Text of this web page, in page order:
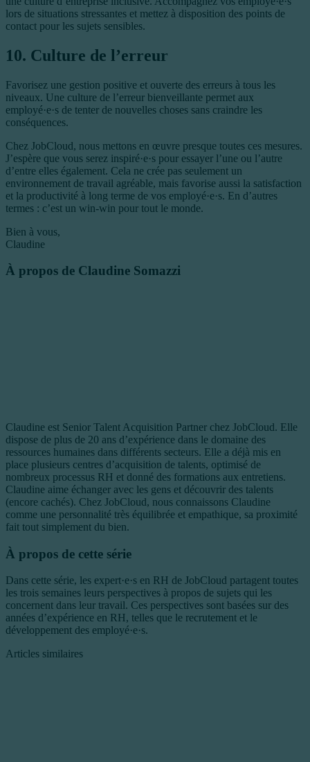
lors de situations stressantes et mettez à disposition des points de
contact pour les sujets sensibles.
10. Culture de l’erreur
Favorisez une gestion positive et ouverte des erreurs à tous les
niveaux. Une culture de l’erreur bienveillante permet aux
employé·e·s de tenter de nouvelles choses sans craindre les
conséquences.
Chez JobCloud, nous mettons en œuvre presque toutes ces mesures.
J’espère que vous serez inspiré·e·s pour essayer l’une ou l’autre
d’entre elles également. Cela ne crée pas seulement un
environnement de travail agréable, mais favorise aussi la satisfaction
et la productivité à long terme de vos employé·e·s. En d’autres
termes : c’est un win-win pour tout le monde.
Bien à vous,
Claudine
À propos de Claudine Somazzi
Claudine est Senior Talent Acquisition Partner chez JobCloud. Elle
dispose de plus de 20 ans d’expérience dans le domaine des
ressources humaines dans différents secteurs. Elle a déjà mis en
place plusieurs centres d’acquisition de talents, optimisé de
nombreux processus RH et donné des formations aux entretiens.
Claudine aime échanger avec les gens et découvrir des talents
(encore cachés). Chez JobCloud, nous connaissons Claudine
comme une personnalité très équilibrée et empathique, sa proximité
fait tout simplement du bien.
À propos de cette série
Dans cette série, les expert·e·s en RH de JobCloud partagent toutes
les trois semaines leurs perspectives à propos de sujets qui les
concernent dans leur travail. Ces perspectives sont basées sur des
années d’expérience en RH, telles que le recrutement et le
développement des employé·e·s.
Articles similaires